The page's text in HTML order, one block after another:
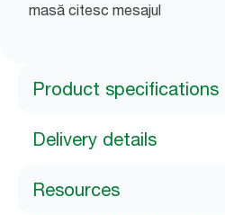
masă citesc mesajul
Product specifications
Delivery details
Resources